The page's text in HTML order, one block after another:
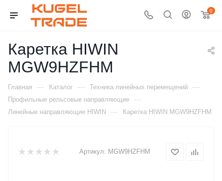
0
Каретка HIWIN
MGW9HZFHM
Главная — Каталог — Техника линейных перемещений —
Профильные рельсовые направляющие —
Линейные направляющие HIWIN — Каретка HIWIN MGW9HZFHM
Артикул: MGW9HZFHM